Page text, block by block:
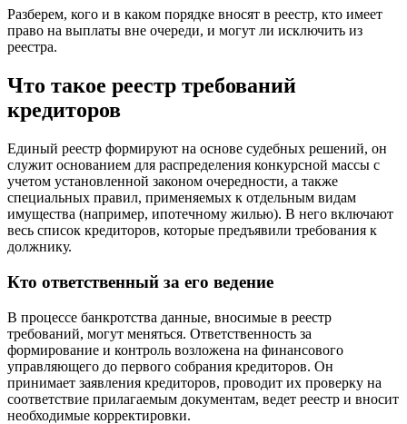
Разберем, кого и в каком порядке вносят в реестр, кто имеет
право на выплаты вне очереди, и могут ли исключить из
реестра.
Что такое реестр требований
кредиторов
Единый реестр формируют на основе судебных решений, он
служит основанием для распределения конкурсной массы с
учетом установленной законом очередности, а также
специальных правил, применяемых к отдельным видам
имущества (например, ипотечному жилью). В него включают
весь список кредиторов, которые предъявили требования к
должнику.
Кто ответственный за его ведение
В процессе банкротства данные, вносимые в реестр
требований, могут меняться. Ответственность за
формирование и контроль возложена на финансового
управляющего до первого собрания кредиторов. Он
принимает заявления кредиторов, проводит их проверку на
соответствие прилагаемым документам, ведет реестр и вносит
необходимые корректировки.